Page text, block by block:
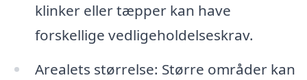
klinker eller tæpper kan have
forskellige vedligeholdelseskrav.
Arealets størrelse: Større områder kan